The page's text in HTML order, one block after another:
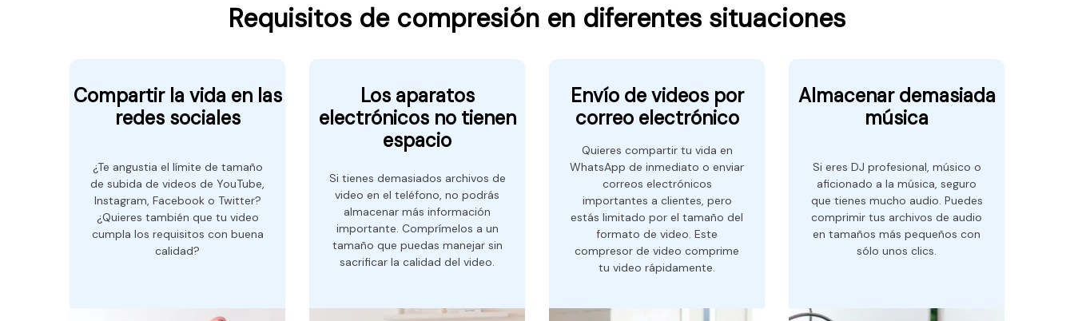
Requisitos de compresión en diferentes situaciones
Compartir la vida en las
redes sociales
¿Te angustia el límite de tamaño
de subida de videos de YouTube,
Instagram, Facebook o Twitter?
¿Quieres también que tu video
cumpla los requisitos con buena
calidad?
Los aparatos
electrónicos no tienen
espacio
Si tienes demasiados archivos de
video en el teléfono, no podrás
almacenar más información
importante. Comprímelos a un
tamaño que puedas manejar sin
sacrificar la calidad del video.
Envío de videos por
correo electrónico
Quieres compartir tu vida en
WhatsApp de inmediato o enviar
correos electrónicos
importantes a clientes, pero
estás limitado por el tamaño del
formato de video. Este
compresor de video comprime
tu video rápidamente.
Almacenar demasiada
música
Si eres DJ profesional, músico o
aficionado a la música, seguro
que tienes mucho audio. Puedes
comprimir tus archivos de audio
en tamaños más pequeños con
sólo unos clics.